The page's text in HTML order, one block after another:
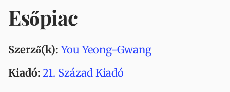
Esőpiac
Szerző(k): You Yeong-Gwang
Kiadó: 21. Század Kiadó